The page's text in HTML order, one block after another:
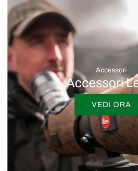
Accessori
Accessori
VEDI ORA